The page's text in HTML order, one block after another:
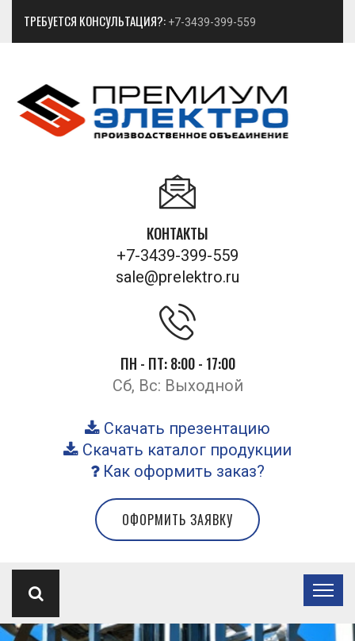
ТРЕБУЕТСЯ КОНСУЛЬТАЦИЯ?: +7-3439-399-559
КОНТАКТЫ
+7-3439-399-559
sale@prelektro.ru
ПН - ПТ: 8:00 - 17:00
Сб, Вс: Выходной
Скачать презентацию
Скачать каталог продукции
Как оформить заказ?
ОФОРМИТЬ ЗАЯВКУ